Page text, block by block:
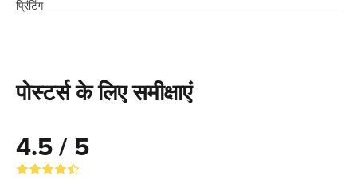
पोस्टर्स के लिए समीक्षाएं
4.5 / 5